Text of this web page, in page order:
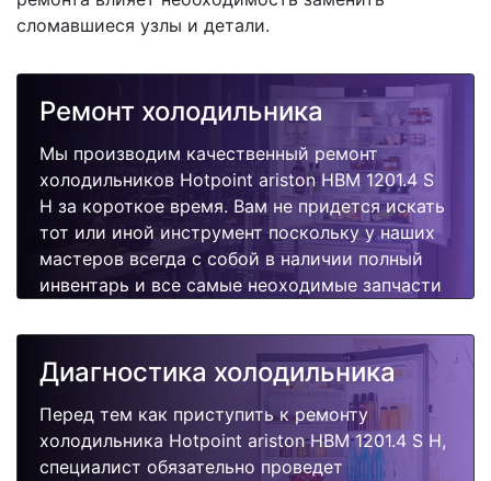
сломавшиеся узлы и детали.
Ремонт холодильника
Мы производим качественный ремонт
холодильников Hotpoint ariston HBM 1201.4 S
H за короткое время. Вам не придется искать
тот или иной инструмент поскольку у наших
мастеров всегда с собой в наличии полный
инвентарь и все самые неоходимые запчасти
быстро, качественно и недорого.
Диагностика холодильника
Перед тем как приступить к ремонту
холодильника Hotpoint ariston HBM 1201.4 S H,
специалист обязательно проведет